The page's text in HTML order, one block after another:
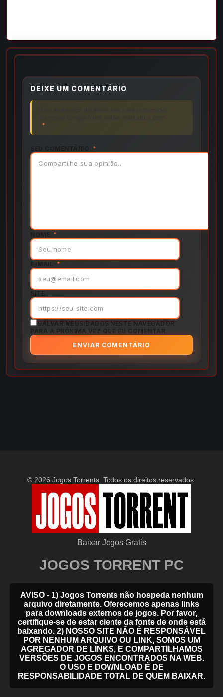
DEIXE UM COMENTÁRIO
*
*
NOME *
E-MAIL *
SITE
SALVAR MEUS DADOS NESTE NAVEGADOR
PARA A PRÓXIMA VEZ QUE EU COMENTAR.
© 2026 Jogos Torrents. Todos os direitos reservados.
Baixar Jogos Gratis
JOGOS TORRENT PC
AVISO - 1) Jogos Torrents não hospeda nenhum
arquivo diretamente. Oferecemos apenas links
para downloads externos de jogos. Por favor,
certifique-se de estar ciente da fonte de onde está
baixando. 2) NOSSO SITE NÃO É RESPONSÁVEL
POR NENHUM ARQUIVO OU LINK, SOMOS UM
AGREGADOR DE LINKS, E COMPARTILHAMOS
VERSÕES DE JOGOS ENCONTRADOS NA WEB.
O USO E DOWNLOAD É DE
RESPONSABILIDADE TOTAL DE QUEM BAIXAR.